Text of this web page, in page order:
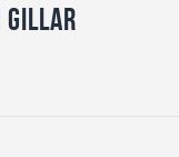
gillar